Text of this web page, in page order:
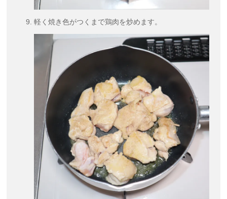
軽く焼き色がつくまで鶏肉を炒めます。